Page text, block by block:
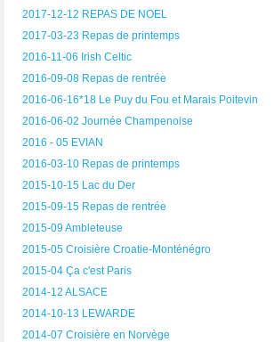
2017-12-12 REPAS DE NOEL
2017-03-23 Repas de printemps
2016-11-06 Irish Celtic
2016-09-08 Repas de rentrée
2016-06-16*18 Le Puy du Fou et Marais Poitevin
2016-06-02 Journée Champenoise
2016 - 05 EVIAN
2016-03-10 Repas de printemps
2015-10-15 Lac du Der
2015-09-15 Repas de rentrée
2015-09 Ambleteuse
2015-05 Croisière Croatie-Monténégro
2015-04 Ça c'est Paris
2014-12 ALSACE
2014-10-13 LEWARDE
2014-07 Croisière en Norvège